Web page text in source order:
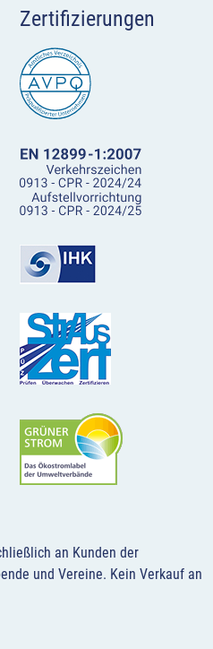
Zertifizierungen
an Kunden der
und Vereine. Kein Verkauf an